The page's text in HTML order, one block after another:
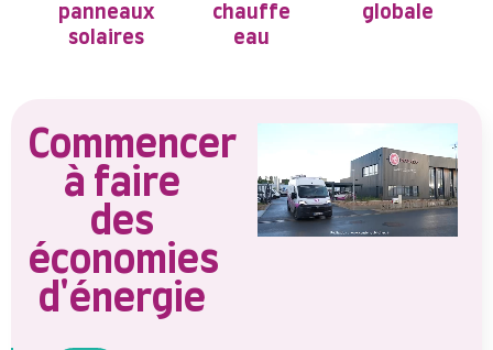
panneaux
solaires
chauffe
eau
globale
Commencer
à faire
des
économies
d'énergie